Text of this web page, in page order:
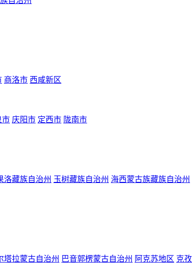
商洛市 西咸新区
市 庆阳市 定西市 陇南市
洛藏族自治州 玉树藏族自治州 海西蒙古族藏族自治州
塔拉蒙古自治州 巴音郭楞蒙古自治州 阿克苏地区 克